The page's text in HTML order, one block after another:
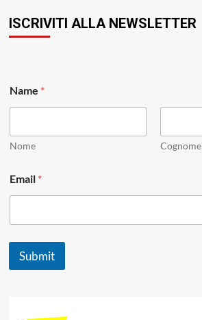
ISCRIVITI ALLA NEWSLETTER
Name *
Nome Cognome
m
a
l
a
e
Email *
Submit